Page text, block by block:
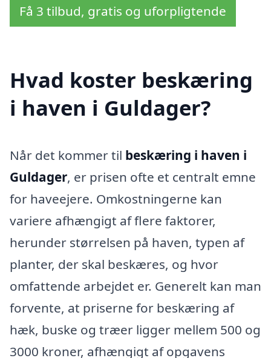
Få 3 tilbud, gratis og uforpligtende
Hvad koster beskæring
i haven i Guldager?
Når det kommer til beskæring i haven i
Guldager, er prisen ofte et centralt emne
for haveejere. Omkostningerne kan
variere afhængigt af flere faktorer,
herunder størrelsen på haven, typen af
planter, der skal beskæres, og hvor
omfattende arbejdet er. Generelt kan man
forvente, at priserne for beskæring af
hæk, buske og træer ligger mellem 500 og
3000 kroner, afhængigt af opgavens